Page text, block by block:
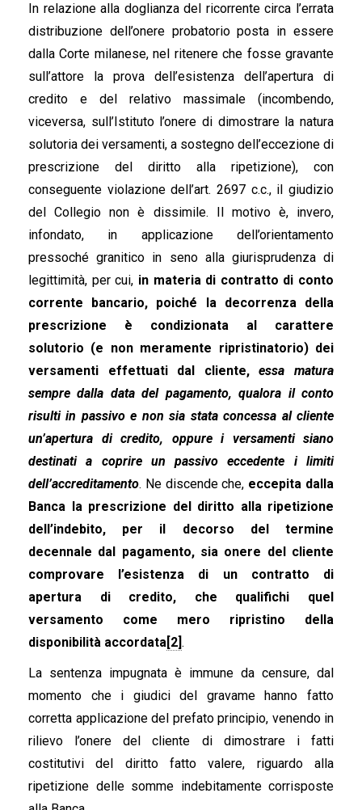
In relazione alla doglianza del ricorrente circa l’errata
distribuzione dell’onere probatorio posta in essere
dalla Corte milanese, nel ritenere che fosse gravante
sull’attore la prova dell’esistenza dell’apertura di
credito e del relativo massimale (incombendo,
viceversa, sull’Istituto l’onere di dimostrare la natura
solutoria dei versamenti, a sostegno dell’eccezione di
prescrizione del diritto alla ripetizione), con
conseguente violazione dell’art. 2697 c.c., il giudizio
del Collegio non è dissimile. Il motivo è, invero,
infondato, in applicazione dell’orientamento
pressoché granitico in seno alla giurisprudenza di
legittimità, per cui, in materia di contratto di conto
corrente bancario, poiché la decorrenza della
prescrizione è condizionata al carattere
solutorio (e non meramente ripristinatorio) dei
versamenti effettuati dal cliente,essa matura
sempre dalla data del pagamento, qualora il conto
risulti in passivo e non sia stata concessa al cliente
un’apertura di credito, oppure i versamenti siano
destinati a coprire un passivo eccedente i limiti
dell’accreditamento. Ne discende che, eccepita dalla
Banca la prescrizione del diritto alla ripetizione
dell’indebito, per il decorso del termine
decennale dal pagamento, sia onere del cliente
comprovare l’esistenza di un contratto di
apertura di credito, che qualifichi quel
versamento come mero ripristino della
disponibilità accordata[2].
La sentenza impugnata è immune da censure, dal
momento che i giudici del gravame hanno fatto
corretta applicazione del prefato principio, venendo in
rilievo l’onere del cliente di dimostrare i fatti
costitutivi del diritto fatto valere, riguardo alla
ripetizione delle somme indebitamente corrisposte